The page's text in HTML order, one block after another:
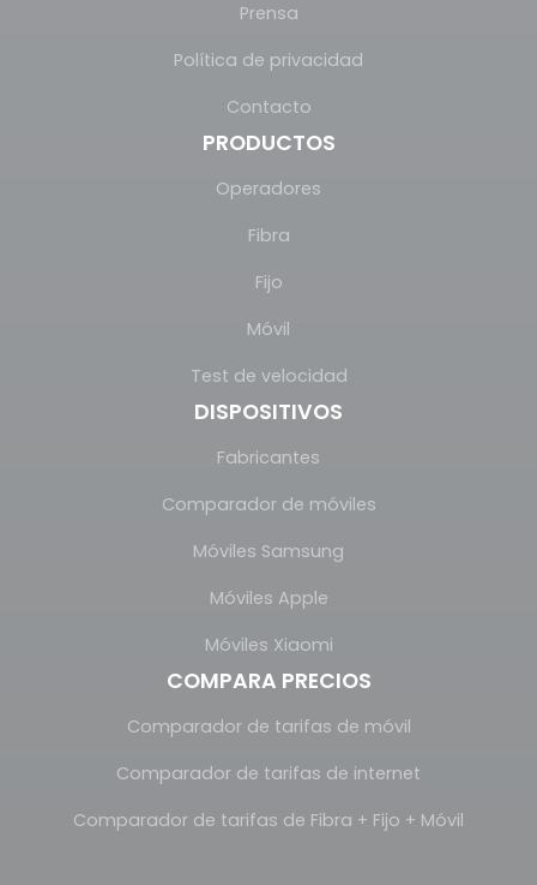
Prensa
Política de privacidad
Contacto
PRODUCTOS
Operadores
Fibra
Fijo
Móvil
Test de velocidad
DISPOSITIVOS
Fabricantes
Comparador de móviles
Móviles Samsung
Móviles Apple
Móviles Xiaomi
COMPARA PRECIOS
Comparador de tarifas de móvil
Comparador de tarifas de internet
Comparador de tarifas de Fibra + Fijo + Móvil